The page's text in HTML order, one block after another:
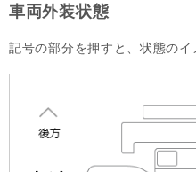
車両外装状態
記号の部分を押すと、状態のイ